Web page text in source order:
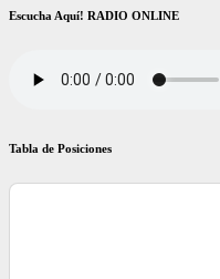
Escucha Aquí! RADIO ONLINE
Tabla de Posiciones